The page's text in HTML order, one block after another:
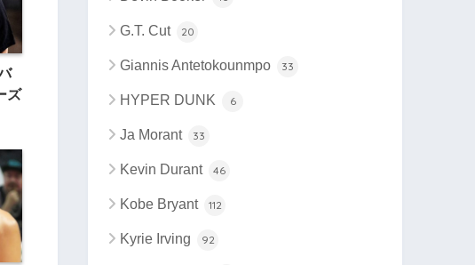
ズ
G.T. Cut 20
Giannis Antetokounmpo 33
HYPER DUNK 6
Ja Morant 33
Kevin Durant 46
Kobe Bryant 112
Kyrie Irving 92